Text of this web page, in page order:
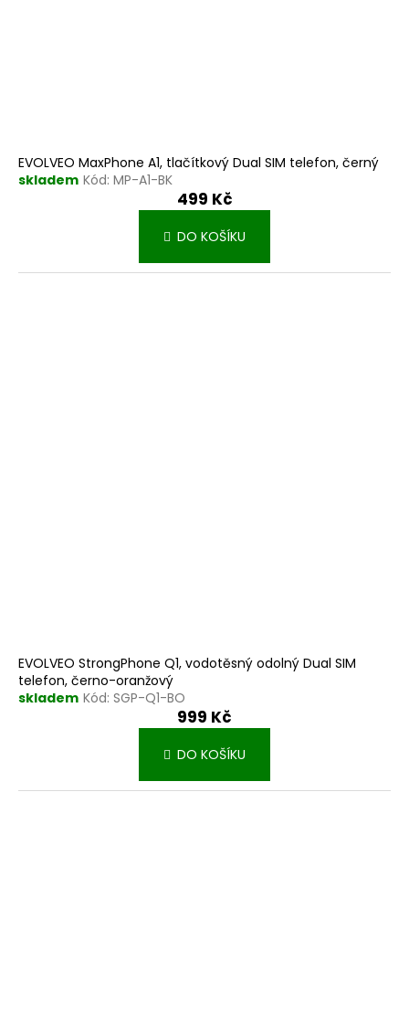
EVOLVEO MaxPhone A1, tlačítkový Dual SIM telefon, černý
skladem Kód: MP-A1-BK
499 Kč
DO KOŠÍKU
EVOLVEO StrongPhone Q1, vodotěsný odolný Dual SIM
telefon, černo-oranžový
skladem Kód: SGP-Q1-BO
999 Kč
DO KOŠÍKU